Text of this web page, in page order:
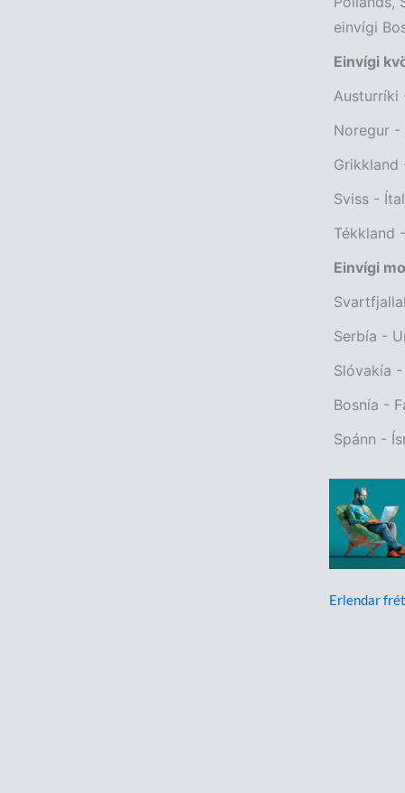
einvígi
Einvígi
Austurríki
Noregur -
Grikkland
Sviss -
Tékkland
Einvígi
Serbía -
Slóvakía
Bosnía -
Spánn -
Erlendar